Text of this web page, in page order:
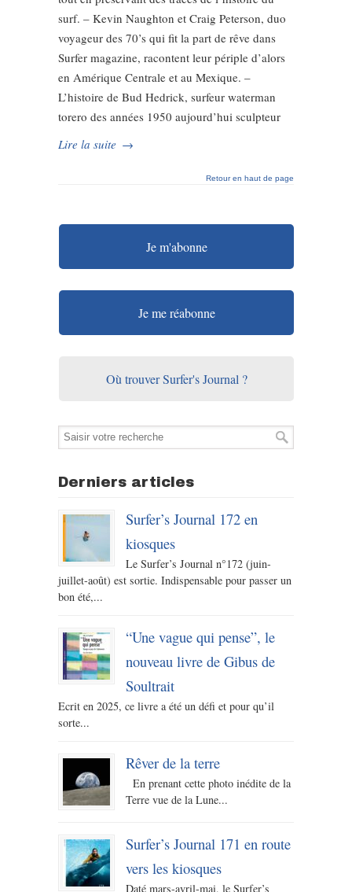
surf. – Kevin Naughton et Craig Peterson, duo
voyageur des 70’s qui fit la part de rêve dans
Surfer magazine, racontent leur périple d’alors
en Amérique Centrale et au Mexique. –
L’histoire de Bud Hedrick, surfeur waterman
torero des années 1950 aujourd’hui sculpteur
Lire la suite →
Retour en haut de page
Je m'abonne
Je me réabonne
Où trouver Surfer's Journal ?
Derniers articles
Surfer’s Journal 172 en
kiosques
Le Surfer’s Journal n°172 (juin-
juillet-août) est sortie. Indispensable pour passer un
bon été,...
“Une vague qui pense”, le
nouveau livre de Gibus de
Soultrait
Ecrit en 2025, ce livre a été un défi et pour qu’il
sorte...
Rêver de la terre
En prenant cette photo inédite de la
Terre vue de la Lune...
Surfer’s Journal 171 en route
vers les kiosques
Daté mars-avril-mai, le Surfer’s